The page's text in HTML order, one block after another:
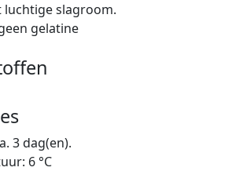
slagroom.
gelatine
3 dag(en).
6 °C